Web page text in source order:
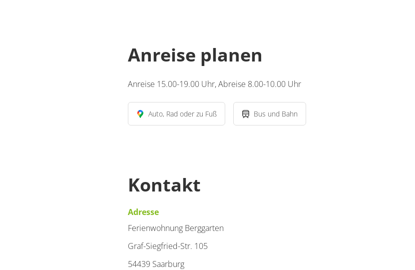
Anreise planen
Anreise 15.00-19.00 Uhr, Abreise 8.00-10.00 Uhr
Auto, Rad oder zu Fuß Bus und Bahn
Kontakt
Adresse
Ferienwohnung Berggarten
Graf-Siegfried-Str. 105
54439 Saarburg